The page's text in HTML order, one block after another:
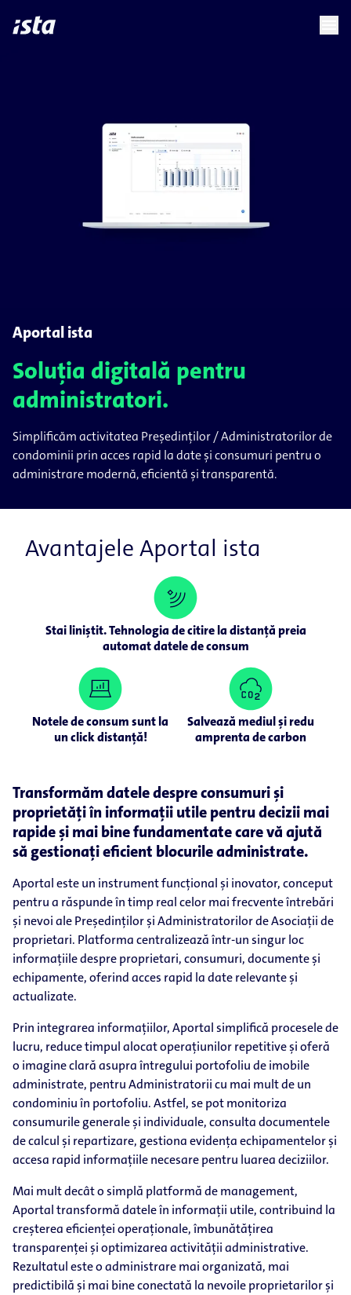
languagechevron_right
Aportal ista
Soluția digitală pentru
administratori.
Simplificăm activitatea Președinților / Administratorilor de
condominii prin acces rapid la date și consumuri pentru o
administrare modernă, eficientă și transparentă.
Avantajele Aportal ista
Stai liniștit. Tehnologia de citire la distanță preia
automat datele de consum
Notele de consum sunt la
un click distanță!
Salvează mediul și redu
amprenta de carbon
Transformăm datele despre consumuri și
proprietăți în informații utile pentru decizii mai
rapide și mai bine fundamentate care vă ajută
să gestionați eficient blocurile administrate.
Aportal este un instrument funcțional și inovator, conceput
pentru a răspunde în timp real celor mai frecvente întrebări
și nevoi ale Președinților și Administratorilor de Asociații de
proprietari. Platforma centralizează într-un singur loc
informațiile despre proprietari, consumuri, documente și
echipamente, oferind acces rapid la date relevante și
actualizate.
Prin integrarea informațiilor, Aportal simplifică procesele de
lucru, reduce timpul alocat operațiunilor repetitive și oferă
o imagine clară asupra întregului portofoliu de imobile
administrate, pentru Administratorii cu mai mult de un
condominiu în portofoliu. Astfel, se pot monitoriza
consumurile generale și individuale, consulta documentele
de calcul și repartizare, gestiona evidența echipamentelor și
accesa rapid informațiile necesare pentru luarea deciziilor.
Mai mult decât o simplă platformă de management,
Aportal transformă datele în informații utile, contribuind la
creșterea eficienței operaționale, îmbunătățirea
transparenței și optimizarea activității administrative.
Rezultatul este o administrare mai organizată, mai
predictibilă și mai bine conectată la nevoile proprietarilor și